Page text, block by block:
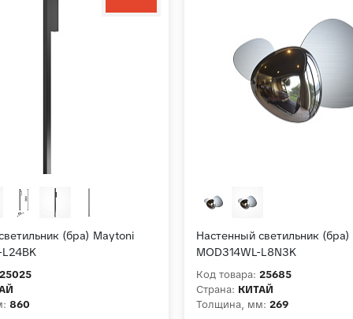
(бра) Maytoni
25025
860
Настенный светильник
MOD314WL-L8N3K
Код товара: 25685
Страна: КИТАЙ
Толщина, мм: 269